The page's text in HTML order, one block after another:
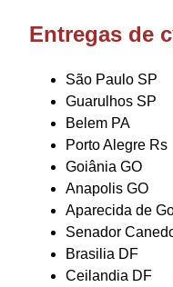
Entregas de
São Paulo SP
Guarulhos SP
Belem PA
Porto Alegre Rs
Goiânia GO
Anapolis GO
Aparecida de
Senador
Brasilia DF
Ceilandia DF